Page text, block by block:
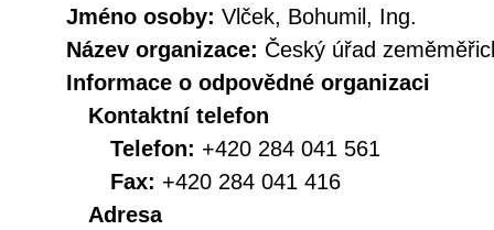
Jméno osoby: Vlček, Bohumil, Ing.
Název organizace: Český úřad
Informace o odpovědné organizaci
Kontaktní telefon
Telefon: +420 284 041 561
Fax: +420 284 041 416
Adresa